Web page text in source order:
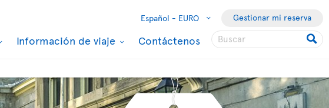
Español - EURO Gestionar mi reserva
Información de viaje Contáctenos